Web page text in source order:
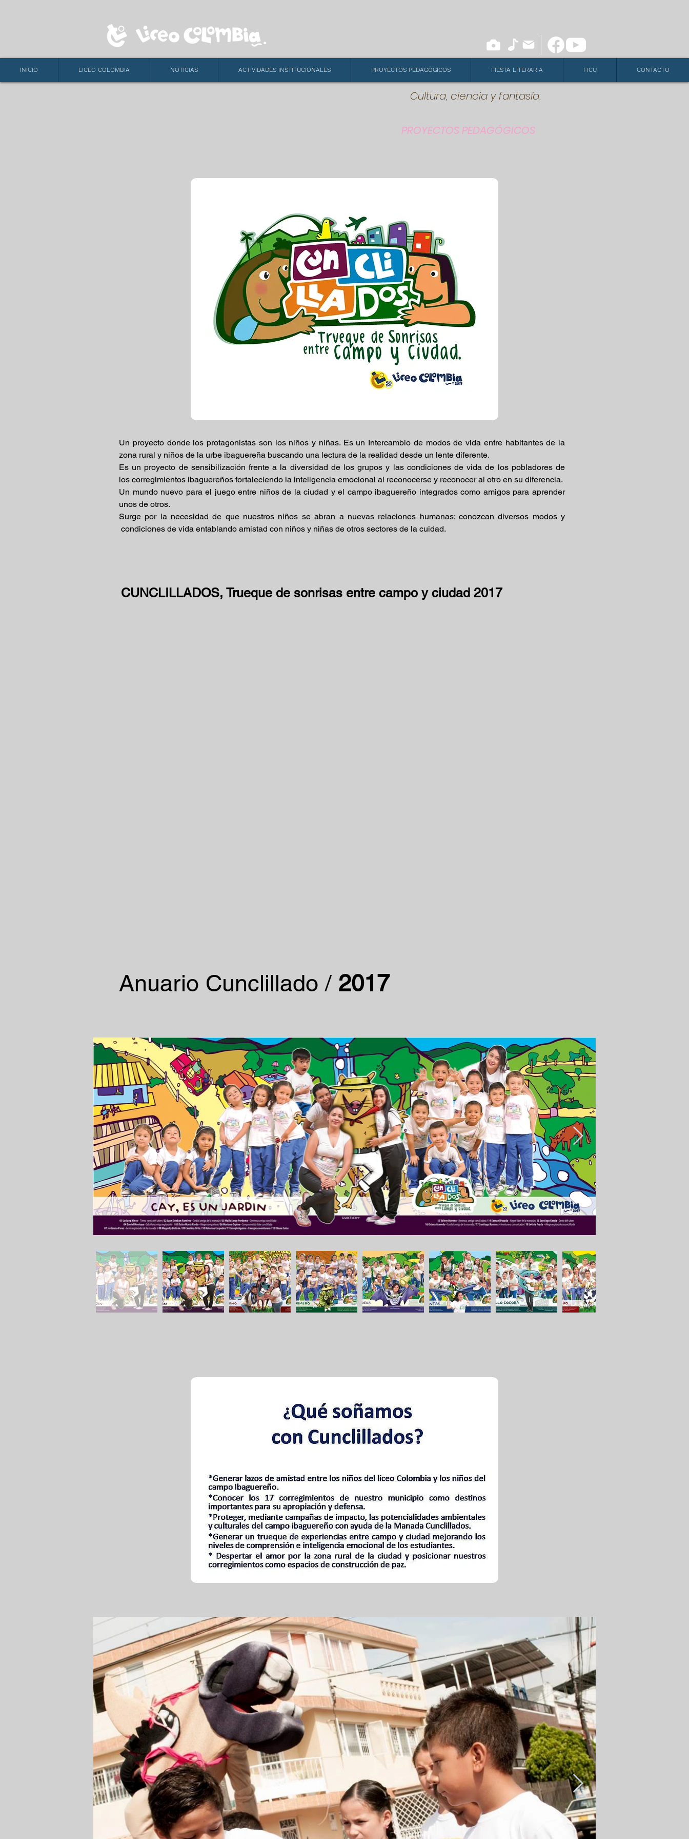
INICIO LICEO COLOMBIA NOTICIAS ACTIVIDADES INSTITUCIONALES PROYECTOS PEDAGÓGICOS FIESTA LITERARIA FICU CONTACTO
Cultura, ciencia y fantasía.
PROYECTOS PEDAGÓGICOS
Un proyecto donde los protagonistas son los niños y niñas. Es un Intercambio de modos de vida entre habitantes de la
zona rural y niños de la urbe ibaguereña buscando una lectura de la realidad desde un lente diferente.
Es un proyecto de sensibilización frente a la diversidad de los grupos y las condiciones de vida de los pobladores de
los corregimientos ibaguereños fortaleciendo la inteligencia emocional al reconocerse y reconocer al otro en su diferencia.
Un mundo nuevo para el juego entre niños de la ciudad y el campo ibaguereño integrados como amigos para aprender
unos de otros.
Surge por la necesidad de que nuestros niños se abran a nuevas relaciones humanas; conozcan diversos modos y
condiciones de vida entablando amistad con niños y niñas de otros sectores de la cuidad.
CUNCLILLADOS, Trueque de sonrisas entre campo y ciudad 2017
Anuario Cunclillado / 2017